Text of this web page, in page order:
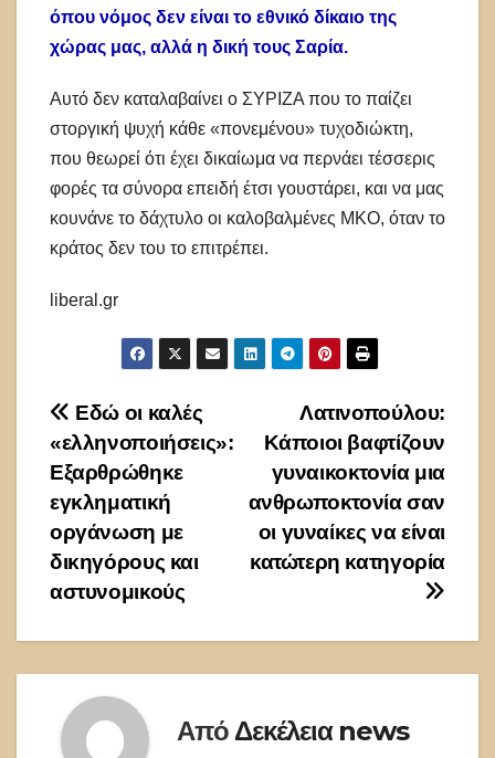
όπου νόμος δεν είναι το εθνικό δίκαιο της
χώρας μας, αλλά η δική τους Σαρία.
Αυτό δεν καταλαβαίνει ο ΣΥΡΙΖΑ που το παίζει
στοργική ψυχή κάθε «πονεμένου» τυχοδιώκτη,
που θεωρεί ότι έχει δικαίωμα να περνάει τέσσερις
φορές τα σύνορα επειδή έτσι γουστάρει, και να μας
κουνάνε το δάχτυλο οι καλοβαλμένες ΜΚΟ, όταν το
κράτος δεν του το επιτρέπει.
liberal.gr
Πλοήγηση
άρθρων
Λατινοπούλου:
Κάποιοι βαφτίζουν
γυναικοκτονία μια
ανθρωποκτονία σαν
οι γυναίκες να είναι
κατώτερη κατηγορία
Εδώ οι καλές
«ελληνοποιήσεις»:
Εξαρθρώθηκε
εγκληματική
οργάνωση με
δικηγόρους και
αστυνομικούς
Από Δεκέλεια news